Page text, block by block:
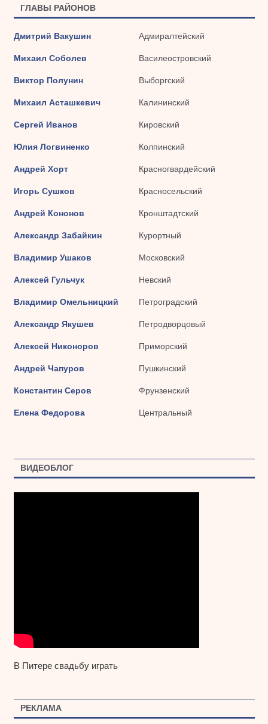
ГЛАВЫ РАЙОНОВ
Дмитрий Вакушин Адмиралтейский
Михаил Соболев Василеостровский
Виктор Полунин Выборгский
Михаил Асташкевич Калининский
Сергей Иванов Кировский
Юлия Логвиненко Колпинский
Андрей Хорт Красногвардейский
Игорь Сушков Красносельский
Андрей Кононов Кронштадтский
Александр Забайкин Курортный
Владимир Ушаков Московский
Алексей Гульчук Невский
Владимир Омельницкий Петроградский
Александр Якушев Петродворцовый
Алексей Никоноров Приморский
Андрей Чапуров Пушкинский
Константин Серов Фрунзенский
Елена Федорова Центральный
ВИДЕОБЛОГ
В Питере свадьбу играть
РЕКЛАМА